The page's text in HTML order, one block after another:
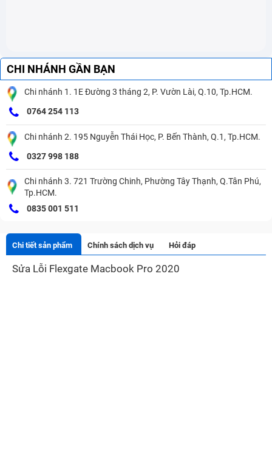
CHI NHÁNH GẦN BẠN
Chi nhánh 1. 1E Đường 3 tháng 2, P. Vườn Lài, Q.10, Tp.HCM.
0764 254 113
Chi nhánh 2. 195 Nguyễn Thái Học, P. Bến Thành, Q.1, Tp.HCM.
0327 998 188
Chi nhánh 3. 721 Trường Chinh, Phường Tây Thạnh, Q.Tân Phú,
Tp.HCM.
0835 001 511
Chi tiết sản phẩm Chính sách dịch vụ Hỏi đáp
Sửa Lỗi Flexgate Macbook Pro 2020